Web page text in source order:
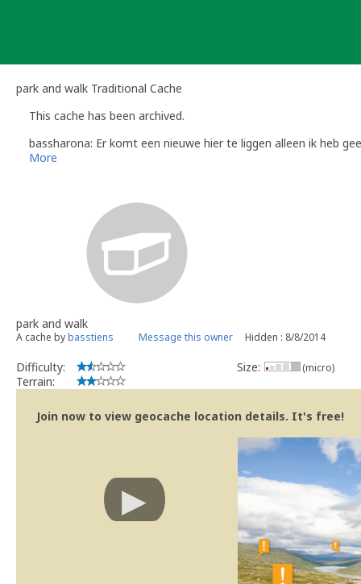
park and walk Traditional Cache
This cache has been archived.
bassharona: Er komt een nieuwe hier te liggen alleen ik heb
More
park and walk
A cache bybasstiens Message this owner Hidden : 8/8/2014
Difficulty:
Terrain:
Size: (micro)
Join now to view geocache location details. It's free!